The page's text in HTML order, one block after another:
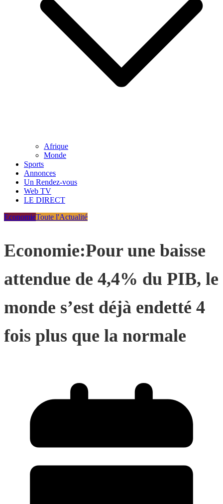
Afrique
Monde
Sports
Annonces
Un Rendez-vous
Web TV
LE DIRECT
EconomieToute l'Actualité
Economie:Pour une baisse
attendue de 4,4% du PIB, le
monde s’est déjà endetté 4
fois plus que la normale